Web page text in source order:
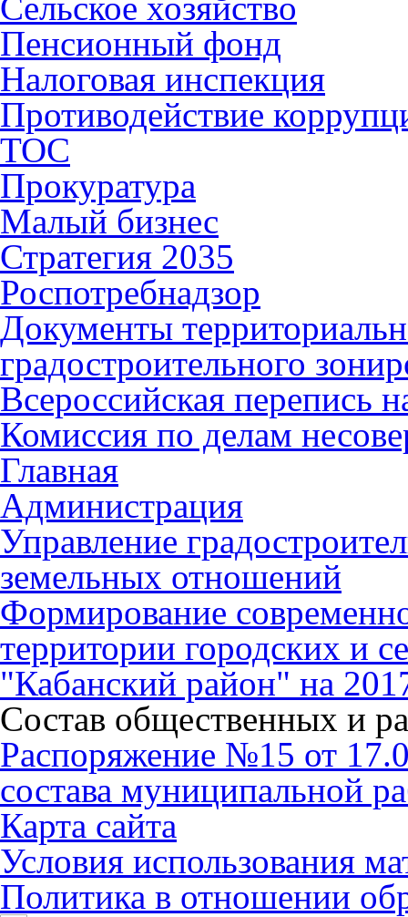
Пенсионный фонд
Налоговая инспекция
Противодействие
ТОС
Прокуратура
Малый бизнес
Стратегия 2035
Роспотребнадзор
Документы
градостроительного
Всероссийская перепись
Комиссия по делам
Главная
Администрация
Управление
земельных отношений
Формирование
территории городских и
"Кабанский район" на
Состав общественных и
Распоряжение №15 от
состава муниципальной
Карта сайта
Условия использования
Политика в отношении